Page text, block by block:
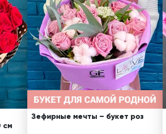
Свадьба
Свидание
Спасибо!
Юбилей
Подруге
Сестре
Брату
Врачу
Коллеге
Бабушке
Дедушке
см
Зефирные мечты – букет роз